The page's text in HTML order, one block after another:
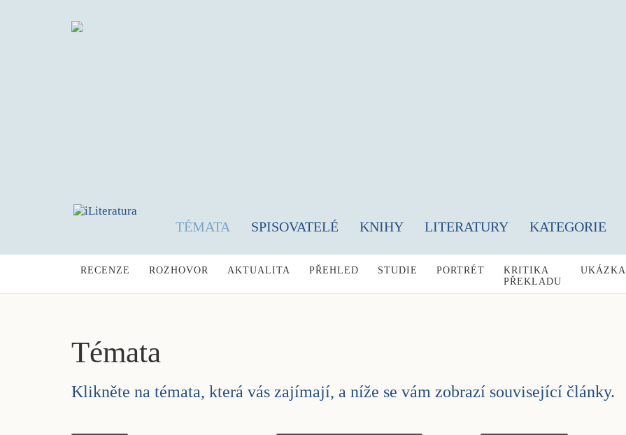
TÉMATA SPISOVATELÉ KNIHY LITERATURY KATEGORIE
RECENZE ROZHOVOR AKTUALITA PŘEHLED STUDIE PORTRÉT
KRITIKA
PŘEKLADU
UKÁZKA
Témata
Klikněte na témata, která vás zajímají, a níže se vám zobrazí související články.